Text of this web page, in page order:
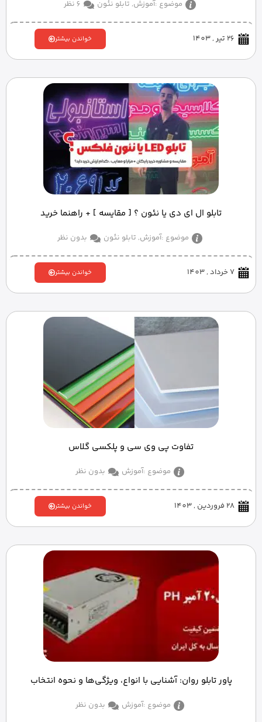
موضوع :آموزش, تابلو نئون 6 نظر
26 تیر , 1403 خواندن بیشتر
تابلو ال ای دی یا نئون ؟ [ مقایسه ] + راهنما خرید
موضوع :آموزش, تابلو نئون بدون نظر
7 خرداد , 1403 خواندن بیشتر
تفاوت پی وی سی و پلکسی گلاس
موضوع :آموزش بدون نظر
28 فروردین , 1403 خواندن بیشتر
پاور تابلو روان: آشنایی با انواع، ویژگی‌ها و نحوه انتخاب
موضوع :آموزش بدون نظر